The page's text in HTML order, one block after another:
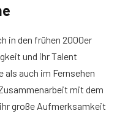
in den frühen 2000er
und ihr Talent
als auch im Fernsehen
mit dem
große Aufmerksamkeit